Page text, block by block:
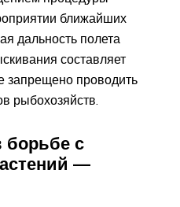
ближайших
дальность полета
составляет
запрещено проводить
рыбохозяйств.
борьбе с
—